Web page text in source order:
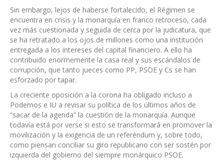
Sin embargo, lejos de haberse fortalecido, el Régimen se
encuentra en crisis y la monarquía en franco retroceso, cada
vez más cuestionada y seguida de cerca por la judicatura, que
se ha retratado a los ojos de millones como una institución
entregada a los intereses del capital financiero. A ello ha
contribuido enormemente la casa real y sus escándalos de
corrupción, que tanto jueces como PP, PSOE y Cs se han
esforzado por tapar.
La creciente oposición a la corona ha obligado incluso a
Podemos e IU a revisar su política de los últimos años de
“sacar de la agenda” la cuestión de la monarquía. Aunque
todavía está por verse si esto se transformará en promover la
movilización y la exigencia de un referéndum y, sobre todo,
como piensan conciliar su giro republicano con ser sostén por
izquierda del gobierno del siempre monárquico PSOE.